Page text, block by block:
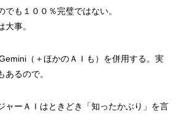
でも１００％完璧ではない。
事。
（＋ほかのＡＩも）を併用する。 実
あるので。
ャーＡＩはときどき「知ったかぶり」を言